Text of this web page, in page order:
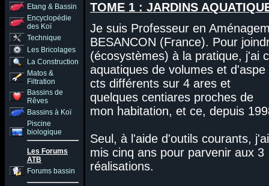
Etang & Bassin
Encyclopédie
des Koï
Technique
Les Bricolages
La Construction
Matos &
Filtration
Bassins de
Rêves
Bassins à Koï
Piscine
biologique
Les Forums
ATB
Forums bassin
TOME 1 : JARDINS
Je suis Professeur en
BESANCON (France). Pour
(écosystèmes) à la pratique, j'ai
aquatiques de volumes et d'aspe
cts différents sur 4 ares et
quelques centiares proches de
mon habitation, et ce, depuis
Seul, à l'aide d'outils courants, j'ai
mis cinq ans pour parvenir aux 3
réalisations.